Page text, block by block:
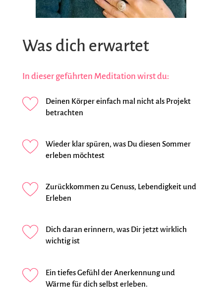
Was dich erwartet
In dieser geführten Meditation wirst du:
Deinen Körper einfach mal nicht als Projekt
betrachten
Wieder klar spüren, was Du diesen Sommer
erleben möchtest
Zurückkommen zu Genuss, Lebendigkeit und
Erleben
Dich daran erinnern, was Dir jetzt wirklich
wichtig ist
Ein tiefes Gefühl der Anerkennung und
Wärme für dich selbst erleben.